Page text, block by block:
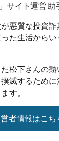
サイト運営 助
悪質な投資
た生活から
松下さんの熱
滅するため
す。
者情報はこち